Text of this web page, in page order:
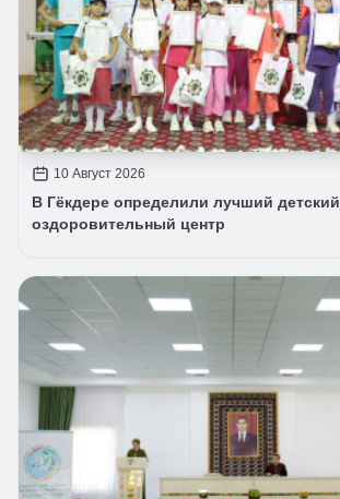
10 Август 2026
В Гёкдере определили лучший детский
оздоровительный центр